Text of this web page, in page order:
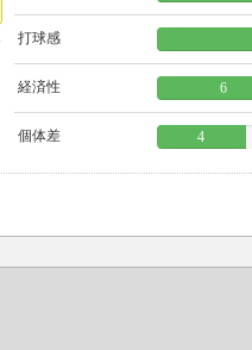
打球感
経済性 6
個体差 4